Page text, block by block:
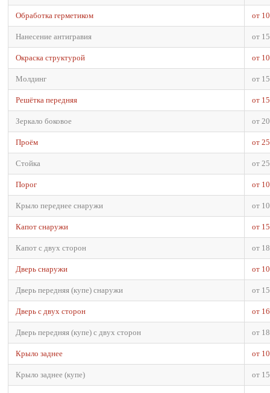
Обработка герметиком от
Нанесение антигравия от
Окраска структурой от
Молдинг от
Решётка передняя от
Зеркало боковое от
Проём от
Стойка от
Порог от
Крыло переднее снаружи от
Капот снаружи от
Капот с двух сторон от
Дверь снаружи от
Дверь передняя (купе) снаружи от
Дверь с двух сторон от
Дверь передняя (купе) с двух сторон от
Крыло заднее от
Крыло заднее (купе) от